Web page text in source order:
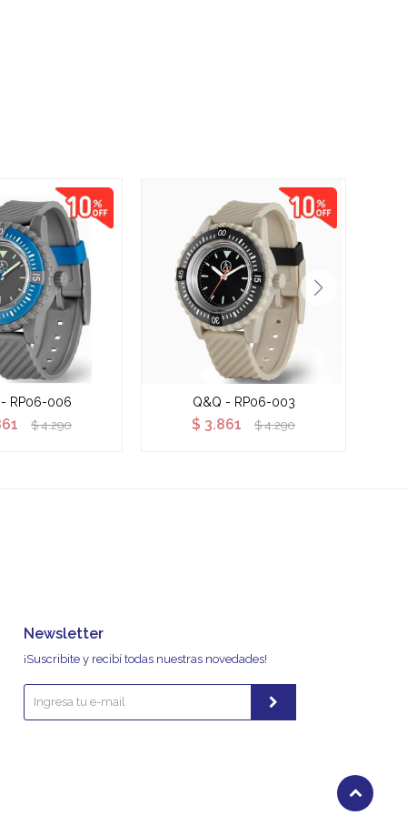
RP06-006
$ 4.290
Q&Q - RP06-003
$ 3.861 $ 4.290
Newsletter
¡Suscribite y recibí todas nuestras novedades!